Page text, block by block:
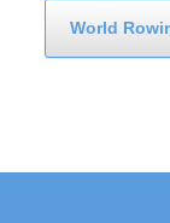
World